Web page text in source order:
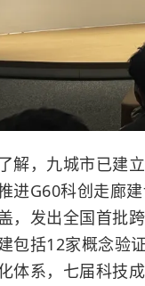
解，九城市已建
进G60科创走廊
，发出全国首批
包括12家概念验
体系，七届科技